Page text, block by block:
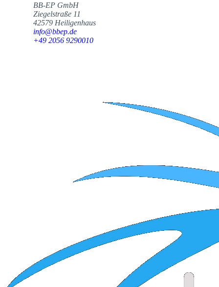
BB-EP GmbH
Ziegelstraße 11
42579 Heiligenhaus
info@bbep.de
+49 2056 9290010